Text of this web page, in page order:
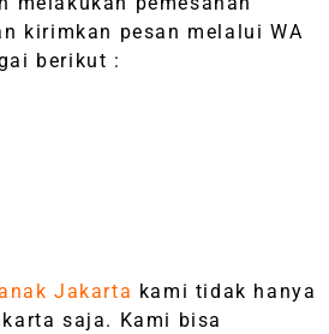
kirimkan pesan melalui WA
berikut :
Jakarta kami tidak hanya
saja. Kami bisa